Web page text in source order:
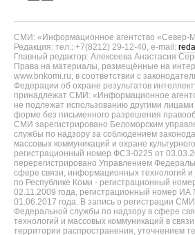
СМИ: «Информационное агентство «Север-
Редакция: тел.: +7(8212) 29-12-40, e-mail:
Главный редактор: Алексеева Анастасия
Права на материалы, размещённые на
www.bnkomi.ru, в соответствии с
Федерации об охране результатов
принадлежат СМИ: «Информационное
не подлежат использованию другими
форме без письменного разрешения
СМИ зарегистрировано Беломорским
службы по надзору за соблюдением
массовых коммуникаций и охране
регистрационный номер ФС3-0225 от
перерегистрировано Управлением
сфере связи, информационных технологий и
по Республике Коми - регистрационный
02.11.2009 года, регистрационный номер
01.06.2017 года. В запись о регистрации
Федеральной службы по надзору в сфере
технологий и массовых коммуникаций в
территории распространения, уточнением